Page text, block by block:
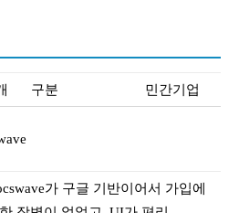
구분 민간기업
가 구글 기반이어서 가입에